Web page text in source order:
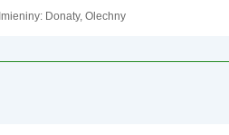
Imieniny: Donaty, Olechny